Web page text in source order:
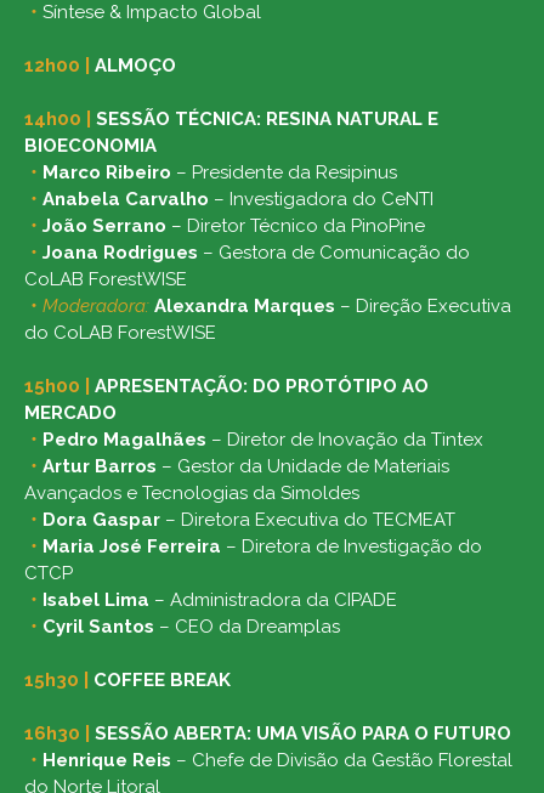
・ Síntese & Impacto Global
12h00 ALMOÇO
14h00
SESSÃO TÉCNICA: RESINA NATURAL E
BIOECONOMIA
・ Marco Ribeiro – Presidente da Resipinus
・ Anabela Carvalho – Investigadora do CeNTI
・ João Serrano – Diretor Técnico da PinoPine
・ Joana Rodrigues – Gestora de Comunicação do
CoLAB ForestWISE
・ Moderadora: Alexandra Marques – Direção Executiva
do CoLAB ForestWISE
15h00
APRESENTAÇÃO: DO PROTÓTIPO AO
MERCADO
・ Pedro Magalhães – Diretor de Inovação da Tintex
・ Artur Barros – Gestor da Unidade de Materiais
Avançados e Tecnologias da Simoldes
・ Dora Gaspar – Diretora Executiva do TECMEAT
・ Maria José Ferreira – Diretora de Investigação do
CTCP
・ Isabel Lima – Administradora da CIPADE
・ Cyril Santos – CEO da Dreamplas
15h30 COFFEE BREAK
16h30
SESSÃO ABERTA: UMA VISÃO PARA O FUTURO
・ Henrique Reis – Chefe de Divisão da Gestão Florestal
do Norte Litoral